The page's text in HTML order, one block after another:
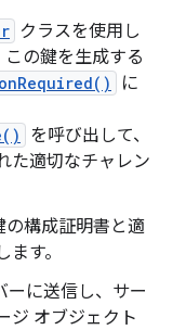
クラスを使用し
この鍵を生成する
に
を呼び出して、
た適切なチャレン
の構成証明書と適
す。
ーに送信し、サー
ジ オブジェクト